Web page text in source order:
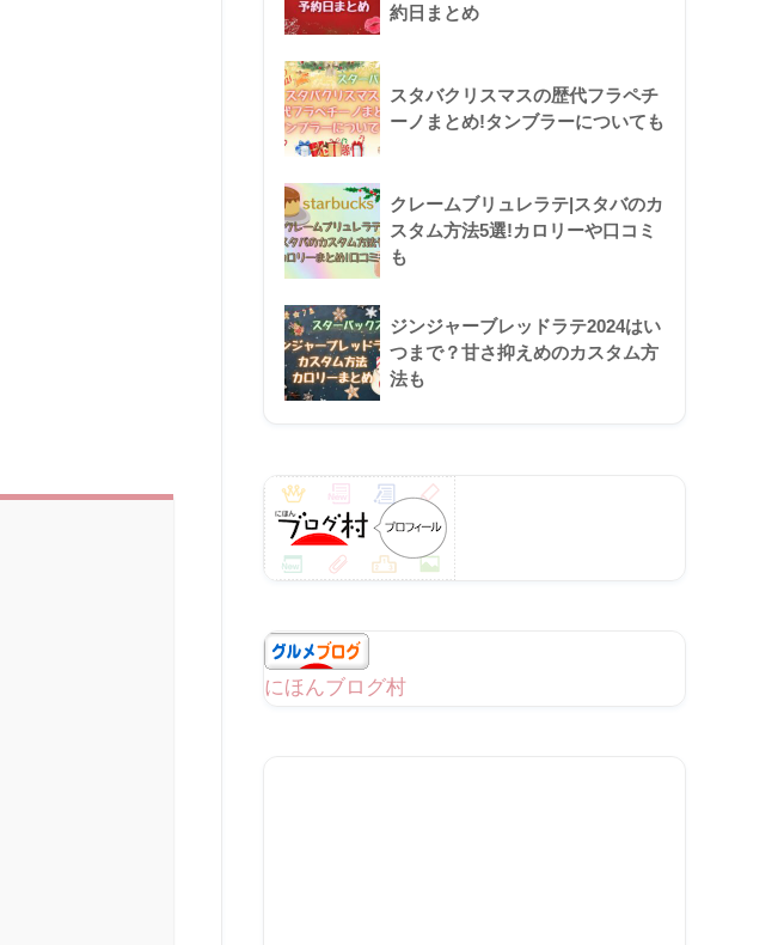
約日まとめ
スタバクリスマスの歴代フラペチ
ーノまとめ!タンブラーについても
クレームブリュレラテ|スタバのカ
スタム方法5選!カロリーや口コミ
も
ジンジャーブレッドラテ2024はい
つまで？甘さ抑えめのカスタム方
法も
にほんブログ村